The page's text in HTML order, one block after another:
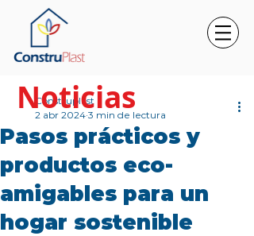
Pasos prácticos y
productos eco-
amigables para un
hogar sostenible
Construplast
2 abr 2024 3 min de lectura
Noticias